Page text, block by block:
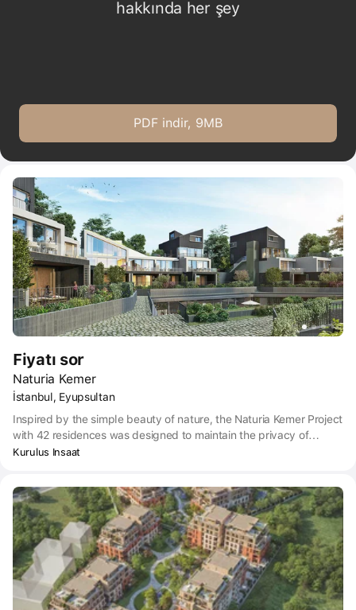
hakkında her şey
PDF indir, 9MB
Fiyatı sor
Naturia Kemer
İstanbul, Eyupsultan
Inspired by the simple beauty of nature, the Naturia Kemer Project
with 42 residences was designed to maintain the privacy of
private areas as well as to benefit from daylight at the most
Kurulus Insaat